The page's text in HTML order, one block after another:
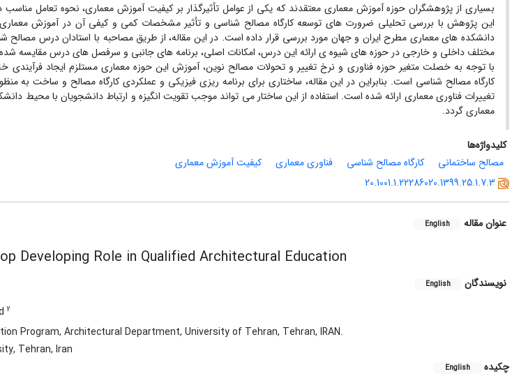
بسیاری از پژوهشگران حوزه آموزش معماری معتقدند که یکی از عوامل تأثیرگذار بر کیفیت آموزش معماری، نحوه تعامل
این پژوهش با بررسی تحلیلی ضرورت های توسعه کارگاه مصالح شناسی و تأثیر مشخصات کمی و کیفی آن در آموزش
دانشکده های معماری مطرح ایران و جهان مورد بررسی قرار داده است. در این مقاله، از طریق مصاحبه با استادان درس مصالح
مختلف داخلی و خارجی در حوزه های شیوه ی ارائه این درس، امکانات اصلی، برنامه های جانبی و سرفصل های درس مقایسه
با توجه به خصلت متغیر حوزه فناوری و نرخ تغییر و تحولات مصالح نوین، آموزش این حوزه معماری مستلزم ایجاد فرآیندی
کارگاه مصالح شناسی است. بنابراین در این مقاله، ساختاری برای برنامه ریزی فیزیکی و عملکردی کارگاه مصالح و ساخت به
تغییرات فناوری معماری ارائه شده است. استفاده از این ساختار می تواند موجب تقویت انگیزه و ارتباط دانشجویان با محیط
معماری گردد.
کلیدواژه‌ها
مصالح ساختمانی
کارگاه مصالح شناسی فناوری معماری
کیفیت آموزش معماری
20.1001.1.22286020.1399.25.1.7.3
عنوان مقاله English
Developing Role in Qualified Architectural Education
نویسندگان English
2
Program, Architectural Department, University of Tehran, Tehran, IRAN.
Tehran, Iran
چکیده
English